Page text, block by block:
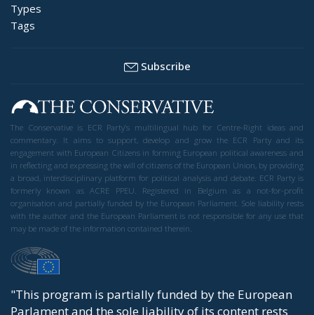
Types
Tags
Subscribe
The Conservative is ECR Party’s multilingual hub for Centre-Right ideas and
commentary. It aims to support, develop and grow the ECR Party and its
engagement with European Citizens in forming European political awareness and
in reflecting and expressing the will of citizens of the European Union, by providing
a broad, interdisciplinary platform for political analysis and debate. ECR Party is
formerly known as ACRE PPEU. Registered in Belgium as a not-for-profit
organisation and partially funded by the European Parliament. Sole liability rests
with the author and the European Parliament is not responsible for any use that
may be made of the information contained therein.
"This program is partially funded by the European
Parlament and the sole liability of its content rests